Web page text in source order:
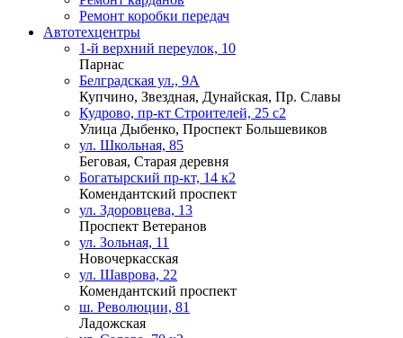
Ремонт коробки передач
Автотехцентры
1-й верхний переулок, 10
Парнас
Белградская ул., 9А
Купчино, Звездная, Дунайская, Пр. Славы
Кудрово, пр-кт Строителей, 25 с2
Улица Дыбенко, Проспект Большевиков
ул. Школьная, 85
Беговая, Старая деревня
Богатырский пр-кт, 14 к2
Комендантский проспект
ул. Здоровцева, 13
Проспект Ветеранов
ул. Зольная, 11
Новочеркасская
ул. Шаврова, 22
Комендантский проспект
ш. Революции, 81
Ладожская